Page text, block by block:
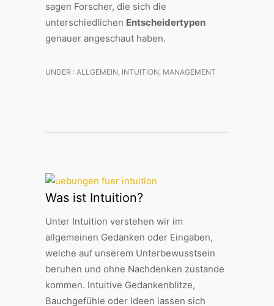
sagen Forscher, die sich die
unterschiedlichen Entscheidertypen
genauer angeschaut haben.
UNDER : ALLGEMEIN, INTUITION, MANAGEMENT
Was ist Intuition?
Unter Intuition verstehen wir im
allgemeinen Gedanken oder Eingaben,
welche auf unserem Unterbewusstsein
beruhen und ohne Nachdenken zustande
kommen. Intuitive Gedankenblitze,
Bauchgefühle oder Ideen lassen sich